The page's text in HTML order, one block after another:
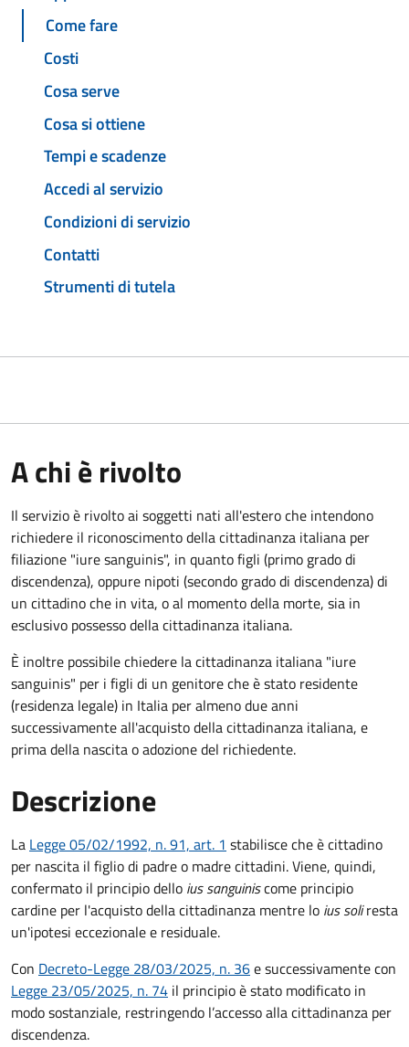
Come fare
Costi
Cosa serve
Cosa si ottiene
Tempi e scadenze
Accedi al servizio
Condizioni di servizio
Contatti
Strumenti di tutela
A chi è rivolto
Il servizio è rivolto ai soggetti nati all'estero che intendono
richiedere il riconoscimento della cittadinanza italiana per
filiazione "iure sanguinis", in quanto figli (primo grado di
discendenza), oppure nipoti (secondo grado di discendenza) di
un cittadino che in vita, o al momento della morte, sia in
esclusivo possesso della cittadinanza italiana.
È inoltre possibile chiedere la cittadinanza italiana "iure
sanguinis" per i figli di un genitore che è stato residente
(residenza legale) in Italia per almeno due anni
successivamente all'acquisto della cittadinanza italiana, e
prima della nascita o adozione del richiedente.
Descrizione
La Legge 05/02/1992, n. 91, art. 1 stabilisce che è cittadino
per nascita il figlio di padre o madre cittadini. Viene, quindi,
confermato il principio dello ius sanguiniscome principio
cardine per l'acquisto della cittadinanza mentre lo ius soliresta
un'ipotesi eccezionale e residuale.
Con Decreto-Legge 28/03/2025, n. 36e successivamente con
Legge 23/05/2025, n. 74 il principio è stato modificato in
modo sostanziale, restringendo l’accesso alla cittadinanza per
discendenza.